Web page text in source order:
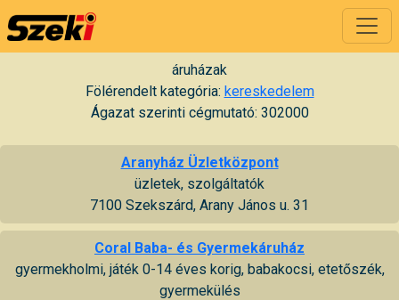
áruházak
Fölérendelt kategória: kereskedelem
Ágazat szerinti cégmutató: 302000
Aranyház Üzletközpont
üzletek, szolgáltatók
7100 Szekszárd, Arany János u. 31
Coral Baba- és Gyermekáruház
gyermekholmi, játék 0-14 éves korig, babakocsi, etetőszék,
gyermekülés